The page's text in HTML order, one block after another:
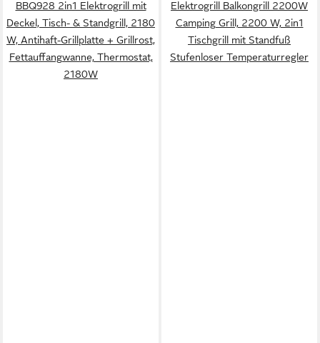
BBQ928 2in1 Elektrogrill mit
Deckel, Tisch- & Standgrill, 2180
W, Antihaft-Grillplatte + Grillrost,
Fettauffangwanne, Thermostat,
2180W
Elektrogrill Balkongrill 2200W
Camping Grill, 2200 W, 2in1
Tischgrill mit Standfuß
Stufenloser Temperaturregler